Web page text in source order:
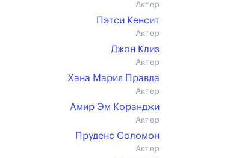
Актер
Пэтси Кенсит
Актер
Джон Клиз
Актер
Хана Мария Правда
Актер
Амир Эм Коранджи
Актер
Пруденс Соломон
Актер